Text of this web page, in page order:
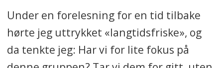
Under en forelesning for en tid tilbake
hørte jeg uttrykket «langtidsfriske», og
da tenkte jeg: Har vi for lite fokus på